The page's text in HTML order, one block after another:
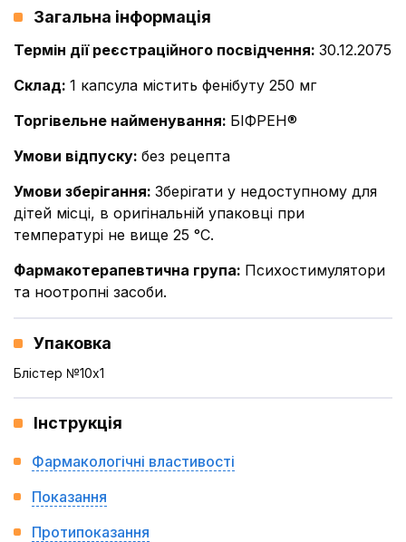
Загальна інформація
Термін дії реєстраційного посвідчення: 30.12.2075
Склад: 1 капсула містить фенібуту 250 мг
Торгівельне найменування: БІФРЕН®
Умови відпуску: без рецепта
Умови зберігання: Зберігати у недоступному для
дітей місці, в оригінальній упаковці при
температурі не вище 25 °С.
Фармакотерапевтична група: Психостимулятори
та ноотропні засоби.
Упаковка
Блістер №10x1
Інструкція
Фармакологічні властивості
Показання
Протипоказання